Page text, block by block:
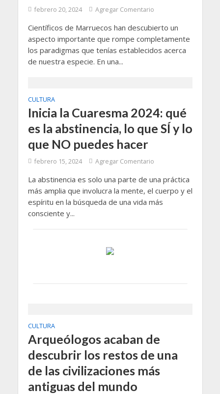
febrero 20, 2024 Agregar Comentario
Científicos de Marruecos han descubierto un
aspecto importante que rompe completamente
los paradigmas que tenías establecidos acerca
de nuestra especie. En una...
CULTURA
Inicia la Cuaresma 2024: qué
es la abstinencia, lo que SÍ y lo
que NO puedes hacer
febrero 15, 2024 Agregar Comentario
La abstinencia es solo una parte de una práctica
más amplia que involucra la mente, el cuerpo y el
espíritu en la búsqueda de una vida más
consciente y...
CULTURA
Arqueólogos acaban de
descubrir los restos de una
de las civilizaciones más
antiguas del mundo